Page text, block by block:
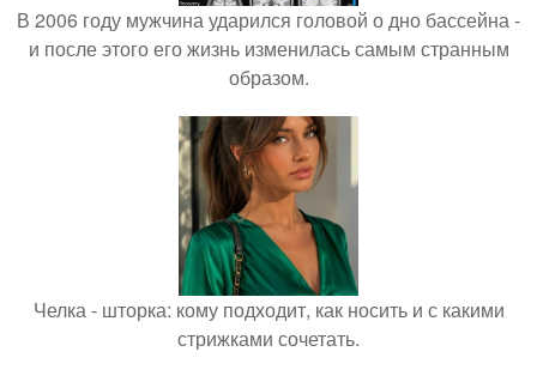
В 2006 году мужчина ударился головой о дно бассейна -
и после этого его жизнь изменилась самым странным
образом.
Челка - шторка: кому подходит, как носить и с какими
стрижками сочетать.